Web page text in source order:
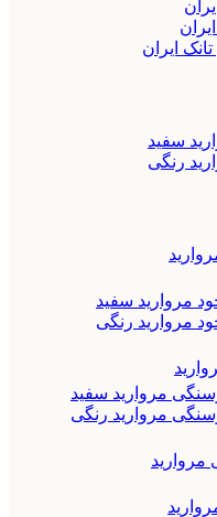
ایران
سفید
رنگی
مروارید سفید
مروارید رنگی
مروارید سفید
مروارید رنگی